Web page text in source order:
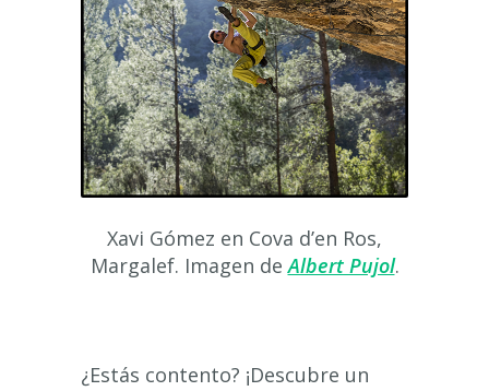
Xavi Gómez en Cova d’en Ros,
Margalef. Imagen deAlbert Pujol.
¿Estás contento? ¡Descubre un